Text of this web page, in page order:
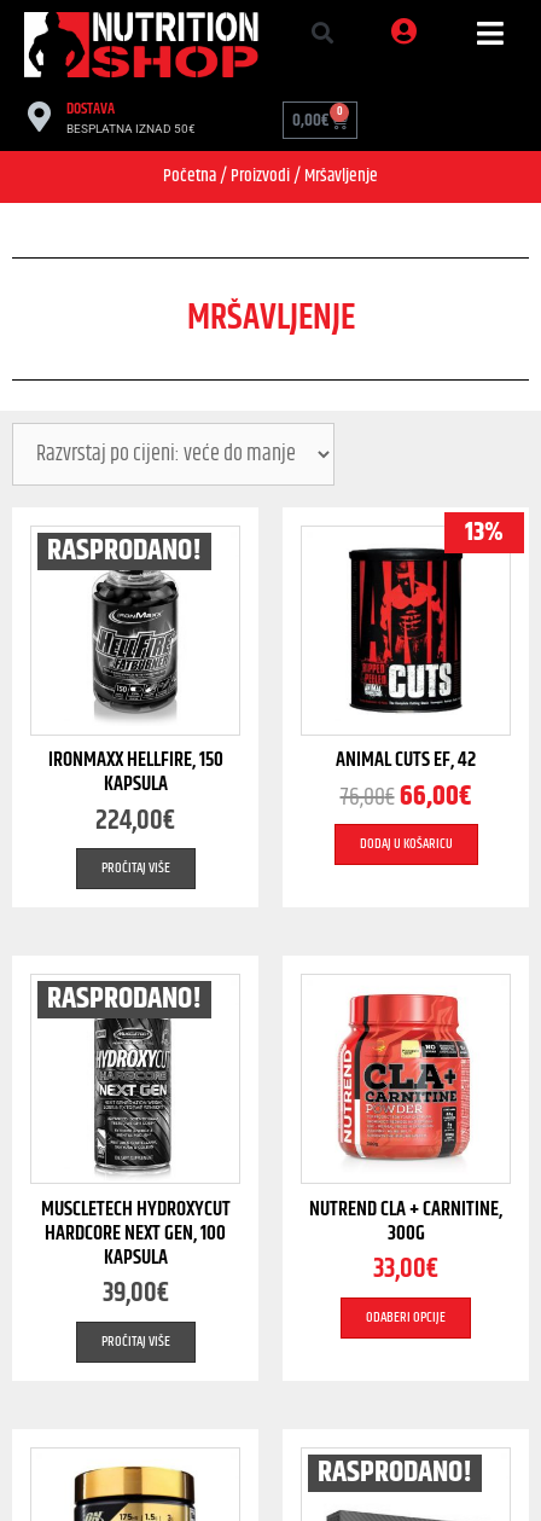
DOSTAVA
BESPLATNA IZNAD 50€ 0,00€ 0
Početna/Proizvodi/ Mršavljenje
MRŠAVLJENJE
RASPRODANO!
IRONMAXX HELLFIRE, 150
KAPSULA
224,00€
PROČITAJ VIŠE
13%
ANIMAL CUTS EF, 42
76,00€66,00€
DODAJ U KOŠARICU
RASPRODANO!
MUSCLETECH HYDROXYCUT
HARDCORE NEXT GEN, 100
KAPSULA
39,00€
PROČITAJ VIŠE
NUTREND CLA + CARNITINE,
300G
33,00€
ODABERI OPCIJE
RASPRODANO!